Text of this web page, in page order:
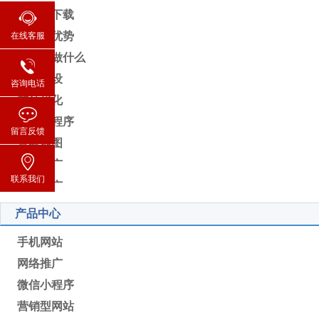
客户端下载
我们的优势
我们能做什么
网站建设
整站优化
微信小程序
查看地图
海外推广
抖音推广
产品中心
手机网站
网络推广
微信小程序
营销型网站
在线客服
咨询电话
留言反馈
联系我们